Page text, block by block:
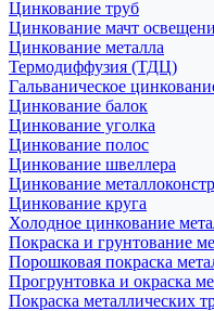
Цинкование труб
Цинкование мачт
Цинкование металла
Термодиффузия (ТДЦ)
Гальваническое
Цинкование балок
Цинкование уголка
Цинкование полос
Цинкование швеллера
Цинкование
Цинкование круга
Холодное цинкование
Покраска и грунтование
Порошковая покраска
Прогрунтовка и окраска
Покраска металлических